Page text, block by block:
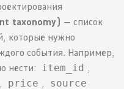
taxonomy) — список
которые нужно
события. Например,
нести: item_id ,
, price ,
source